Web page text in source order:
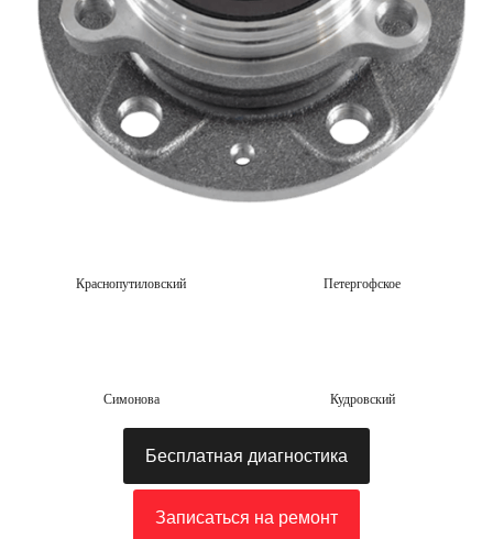
Краснопутиловский Петергофское
Симонова Кудровский
Бесплатная диагностика
Записаться на ремонт